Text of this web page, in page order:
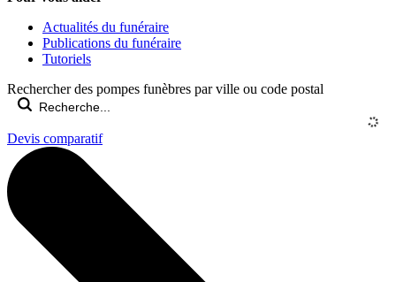
Actualités du funéraire
Publications du funéraire
Tutoriels
Rechercher des pompes funèbres par ville ou code postal
Devis comparatif